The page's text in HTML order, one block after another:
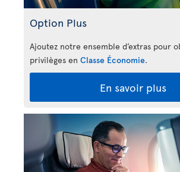
Option Plus
Ajoutez notre ensemble d’extras pour
privilèges en Classe Économie.
En savoir plus